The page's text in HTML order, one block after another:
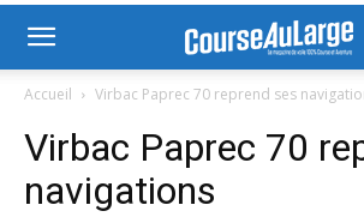
Accueil Virbac Paprec 70 reprend ses
Virbac Paprec 70
navigations